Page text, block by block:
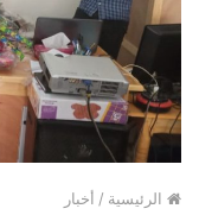
الرئيسية / أخبار